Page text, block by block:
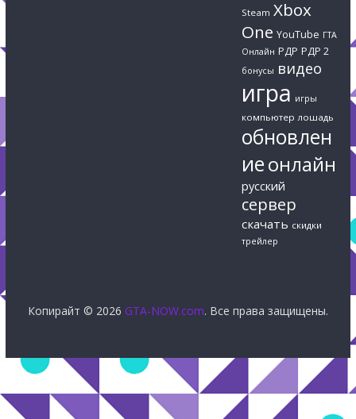
Steam Xbox
One YouTube ГТА
Онлайн РДР РДР 2
бонусы видео
игра игры
компьютер лошадь
обновлен
иеонлайн
русский
сервер
скачать скидки
трейлер
Копирайт © 2026 GTA-NOW.com. Все права защищены.